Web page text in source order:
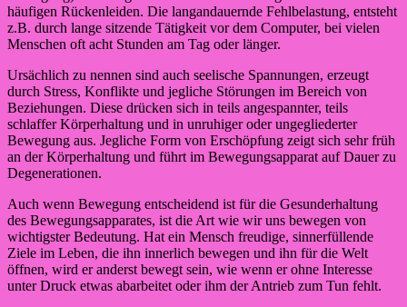
häufigen Rückenleiden. Die langandauernde Fehlbelastung, entsteht
z.B. durch lange sitzende Tätigkeit vor dem Computer, bei vielen
Menschen oft acht Stunden am Tag oder länger.
Ursächlich zu nennen sind auch seelische Spannungen, erzeugt
durch Stress, Konflikte und jegliche Störungen im Bereich von
Beziehungen. Diese drücken sich in teils angespannter, teils
schlaffer Körperhaltung und in unruhiger oder ungegliederter
Bewegung aus. Jegliche Form von Erschöpfung zeigt sich sehr früh
an der Körperhaltung und führt im Bewegungsapparat auf Dauer zu
Degenerationen.
Auch wenn Bewegung entscheidend ist für die Gesunderhaltung
des Bewegungsapparates, ist die Art wie wir uns bewegen von
wichtigster Bedeutung. Hat ein Mensch freudige, sinnerfüllende
Ziele im Leben, die ihn innerlich bewegen und ihn für die Welt
öffnen, wird er anderst bewegt sein, wie wenn er ohne Interesse
unter Druck etwas abarbeitet oder ihm der Antrieb zum Tun fehlt.